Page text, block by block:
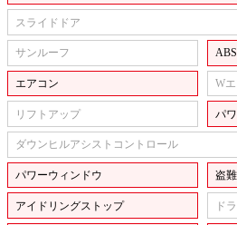
スライドドア
サンルーフ ABS
エアコン W
リフトアップ パ
ダウンヒルアシストコントロール
パワーウィンドウ 盗
アイドリングストップ ド